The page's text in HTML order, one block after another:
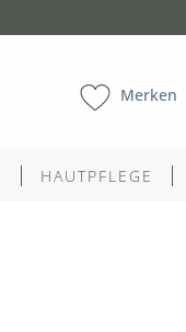
Merken
HAUTPFLEGE